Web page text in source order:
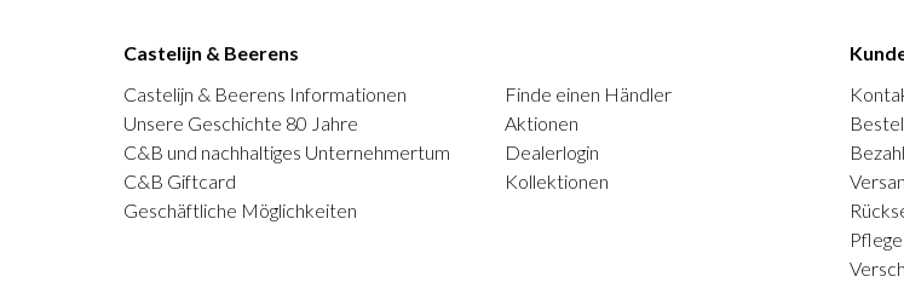
Castelijn & Beerens
Castelijn & Beerens Informationen
Unsere Geschichte 80 Jahre
C&B und nachhaltiges Unternehmertum
C&B Giftcard
Geschäftliche Möglichkeiten
Finde einen Händler
Aktionen
Dealerlogin
Kollektionen
Pflege